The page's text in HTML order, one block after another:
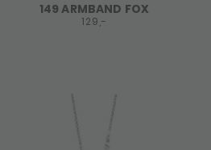
149 ARMBAND FOX
129,-